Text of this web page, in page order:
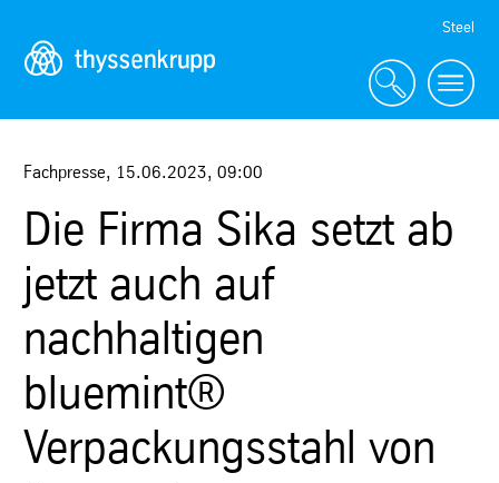
Navigation
Steel
Fachpresse, 15.06.2023, 09:00
Die Firma Sika setzt ab
jetzt auch auf
nachhaltigen
bluemint®
Verpackungsstahl von